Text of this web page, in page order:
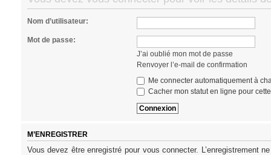
Nom d’utilisateur:
Mot de passe:
J’ai oublié mon mot de passe
Renvoyer l’e-mail de confirmation
Me connecter automatiquement à
Cacher mon statut en ligne pour
M’ENREGISTRER
Vous devez être enregistré pour vous connecter. L’enregistrement